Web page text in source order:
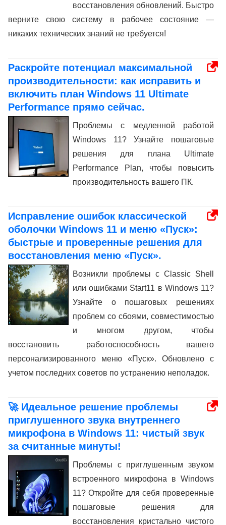
восстановления обновлений. Быстро
верните свою систему в рабочее состояние —
никаких технических знаний не требуется!
Раскройте потенциал максимальной
производительности: как исправить и
включить план Windows 11 Ultimate
Performance прямо сейчас.
Проблемы с медленной работой
Windows 11? Узнайте пошаговые
решения для плана Ultimate
Performance Plan, чтобы повысить
производительность вашего ПК.
Исправление ошибок классической
оболочки Windows 11 и меню «Пуск»:
быстрые и проверенные решения для
восстановления меню «Пуск».
Возникли проблемы с Classic Shell
или ошибками Start11 в Windows 11?
Узнайте о пошаговых решениях
проблем со сбоями, совместимостью
и многом другом, чтобы
восстановить работоспособность вашего
персонализированного меню «Пуск». Обновлено с
учетом последних советов по устранению неполадок.
🚀 Идеальное решение проблемы
приглушенного звука внутреннего
микрофона в Windows 11: чистый звук
за считанные минуты!
Проблемы с приглушенным звуком
встроенного микрофона в Windows
11? Откройте для себя проверенные
пошаговые решения для
восстановления кристально чистого